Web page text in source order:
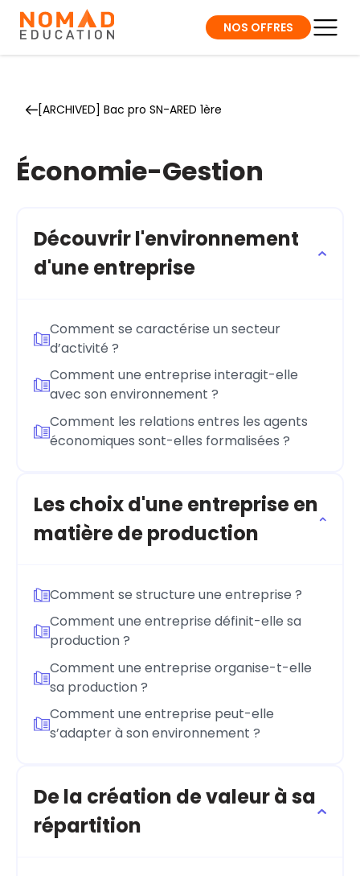
NOS OFFRES
[ARCHIVED] Bac pro SN-ARED 1ère
Économie-Gestion
Découvrir l'environnement
d'une entreprise
Comment se caractérise un secteur
d’activité ?
Comment une entreprise interagit-elle
avec son environnement ?
Comment les relations entres les agents
économiques sont-elles formalisées ?
Les choix d'une entreprise en
matière de production
Comment se structure une entreprise ?
Comment une entreprise définit-elle sa
production ?
Comment une entreprise organise-t-elle
sa production ?
Comment une entreprise peut-elle
s’adapter à son environnement ?
De la création de valeur à sa
répartition